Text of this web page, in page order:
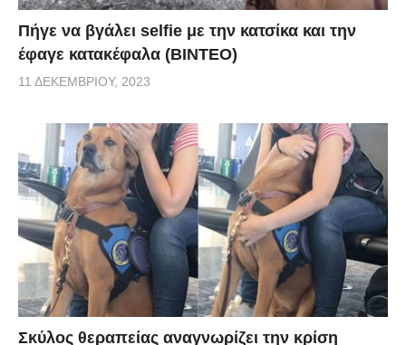
Πήγε να βγάλει selfie με την κατσίκα και την
έφαγε κατακέφαλα (ΒΙΝΤΕΟ)
11 ΔΕΚΕΜΒΡΊΟΥ, 2023
Σκύλος θεραπείας αναγνωρίζει την κρίση